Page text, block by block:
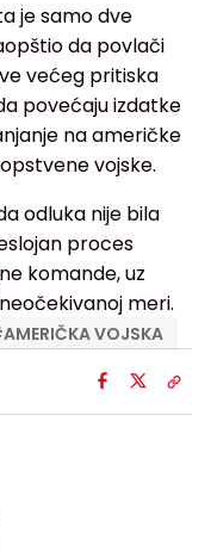
je samo dve
da povlači
većeg pritiska
povećaju izdatke
na američke
vojske.
odluka nije bila
proces
komande, uz
meri.
AMERIČKA VOJSKA